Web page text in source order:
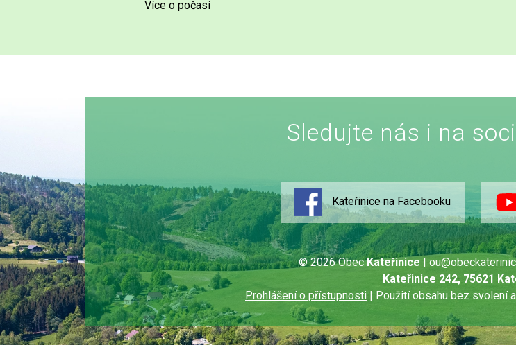
Více o počasí
Sledujte nás i na
Kateřinice na Facebooku
© 2026 ObecKateřinice |
Kateřinice 242, 75621
Prohlášení o přístupnosti | Použití obsahu bez svolení